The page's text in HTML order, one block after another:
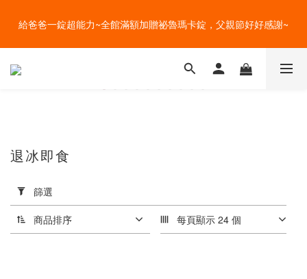
吃菜~
給爸爸一錠超能力~全館滿額加贈祕魯瑪卡錠，父親節好好感謝~
盛夏的餐桌，一定少不了美蔬菜的清爽~ A+B 送購物金🎁一起好好
分
舒
肥
系
退冰即食
篩選
商品排序 每頁顯示 24 個